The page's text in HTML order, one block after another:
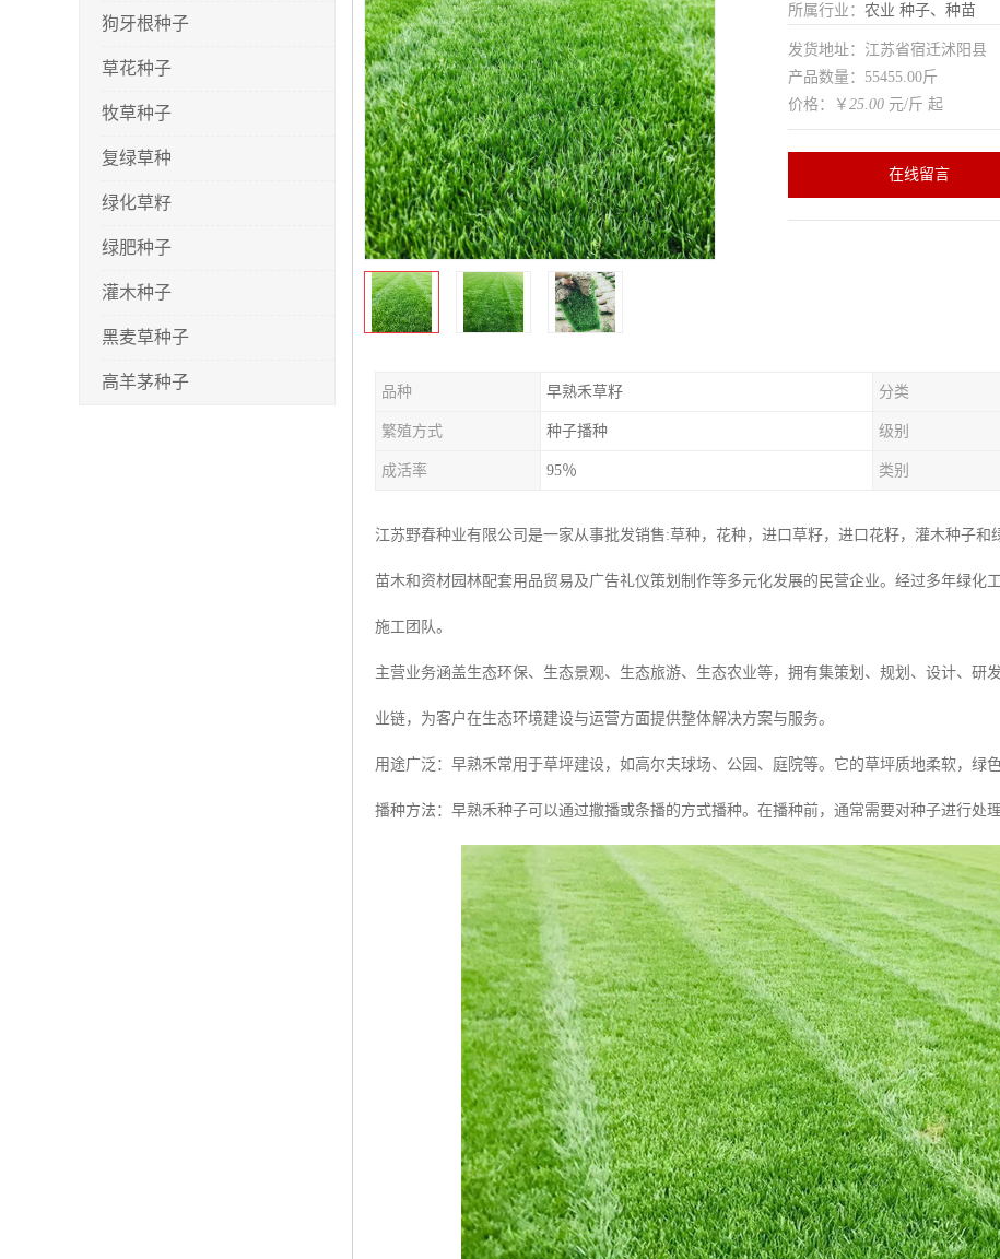
狗牙根种子
草花种子
牧草种子
复绿草种
绿化草籽
绿肥种子
灌木种子
黑麦草种子
高羊茅种子
所属行业： 农业 种子、种苗
发货地址：江苏省宿迁沭阳县
产品数量：55455.00斤
价格：￥ 25.00 元/斤 起
在线留言
品种 早熟禾草籽 分类
繁殖方式 种子播种 级别
成活率 95％ 类别
江苏野春种业有限公司是一家从事批发销售:草种，花种，进口草籽，进口花籽，灌木种子
苗木和资材园林配套用品贸易及广告礼仪策划制作等多元化发展的民营企业。经过多年绿化
施工团队。
主营业务涵盖生态环保、生态景观、生态旅游、生态农业等，拥有集策划、规划、设计、研
业链，为客户在生态环境建设与运营方面提供整体解决方案与服务。
用途广泛：早熟禾常用于草坪建设，如高尔夫球场、公园、庭院等。它的草坪质地柔软，绿
播种方法：早熟禾种子可以通过撒播或条播的方式播种。在播种前，通常需要对种子进行处